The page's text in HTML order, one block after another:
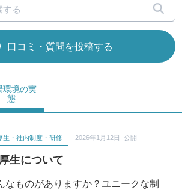
口コミ・質問を投稿する
環境の実
態
生について
生・社内制度・研修 2026年1月12日 公開
なものがありますか？ユニークな制